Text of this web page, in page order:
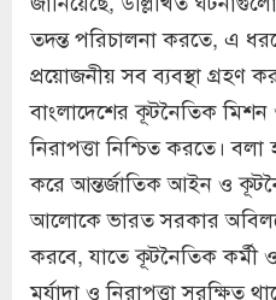
তদন্ত পরিচালনা করতে, এ
প্রয়োজনীয় সব ব্যবস্থা গ্রহণ
বাংলাদেশের কূটনৈতিক মিশন
নিরাপত্তা নিশ্চিত করতে।
করে আন্তর্জাতিক আইন ও
আলোকে ভারত সরকার
করবে, যাতে কূটনৈতিক কর্মী
মর্যাদা ও নিরাপত্তা সুরক্ষিত